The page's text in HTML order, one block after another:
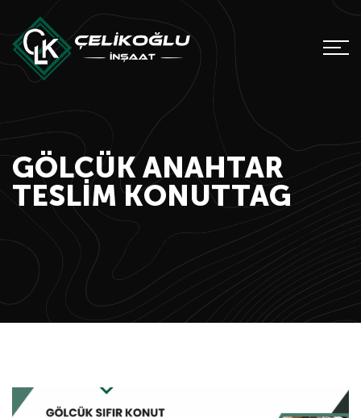
GÖLCÜK ANAHTAR
TESLIM KONUTTAG